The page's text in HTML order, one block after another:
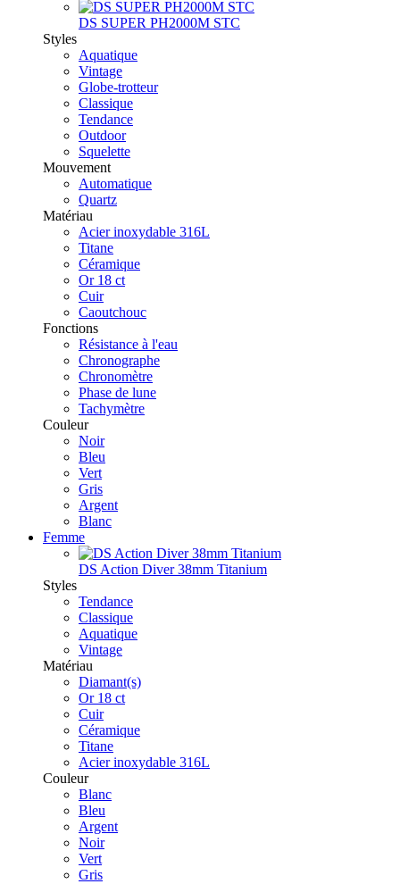
DS SUPER PH2000M STC
Styles
Aquatique
Vintage
Globe-trotteur
Classique
Tendance
Outdoor
Squelette
Mouvement
Automatique
Quartz
Matériau
Acier inoxydable 316L
Titane
Céramique
Or 18 ct
Cuir
Caoutchouc
Fonctions
Résistance à l'eau
Chronographe
Chronomètre
Phase de lune
Tachymètre
Couleur
Noir
Bleu
Vert
Gris
Argent
Blanc
Femme
DS Action Diver 38mm Titanium
Styles
Tendance
Classique
Aquatique
Vintage
Matériau
Diamant(s)
Or 18 ct
Cuir
Céramique
Titane
Acier inoxydable 316L
Couleur
Blanc
Bleu
Argent
Noir
Vert
Gris